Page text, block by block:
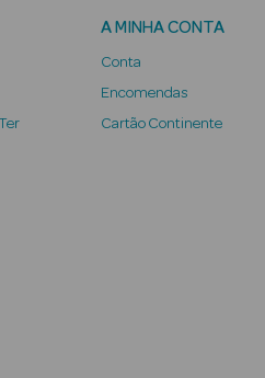
A MINHA CONTA
Conta
Encomendas
Cartão Continente